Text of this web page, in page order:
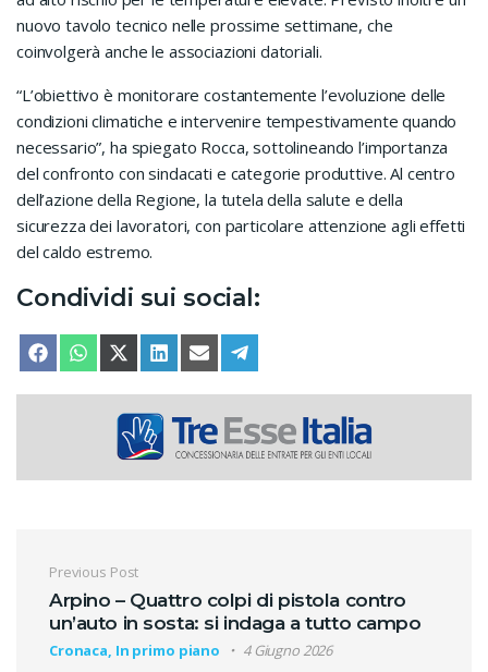
nuovo tavolo tecnico nelle prossime settimane, che
coinvolgerà anche le associazioni datoriali.
“L’obiettivo è monitorare costantemente l’evoluzione delle
condizioni climatiche e intervenire tempestivamente quando
necessario”, ha spiegato Rocca, sottolineando l’importanza
del confronto con sindacati e categorie produttive. Al centro
dell’azione della Regione, la tutela della salute e della
sicurezza dei lavoratori, con particolare attenzione agli effetti
del caldo estremo.
Condividi sui social:
SHARE ON
FACEBOOKSHARE ON
WHATSAPPSHARE ON
X (TWITTER)
SHARE ON
LINKEDINSHARE ON
EMAIL
Navigazione articoli
Previous Post
Arpino – Quattro colpi di pistola contro
un’auto in sosta: si indaga a tutto campo
Cronaca, In primo piano 4 Giugno 2026